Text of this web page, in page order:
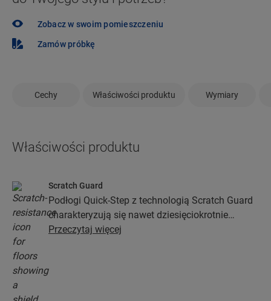
Zobacz w swoim pomieszczeniu
Zamów próbkę
Cechy Właściwości produktu Wymiary
Właściwości produktu
Scratch Guard
Podłogi Quick-Step z technologią Scratch Guard
charakteryzują się nawet dziesięciokrotnie
większą odpornością na zarysowania niż podłogi
Przeczytaj więcej